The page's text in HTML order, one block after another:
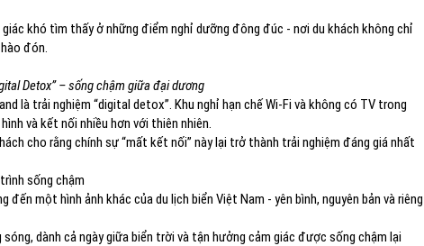
khó tìm thấy ở những điểm nghỉ dưỡng đông đúc - nơi du khách không chỉ
đón.
Detox” – sống chậm giữa đại dương
là trải nghiệm “digital detox”. Khu nghỉ hạn chế Wi-Fi và không có TV trong
và kết nối nhiều hơn với thiên nhiên.
cho rằng chính sự “mất kết nối” này lại trở thành trải nghiệm đáng giá nhất
sống chậm
đến một hình ảnh khác của du lịch biển Việt Nam - yên bình, nguyên bản và riêng
dành cả ngày giữa biển trời và tận hưởng cảm giác được sống chậm lại